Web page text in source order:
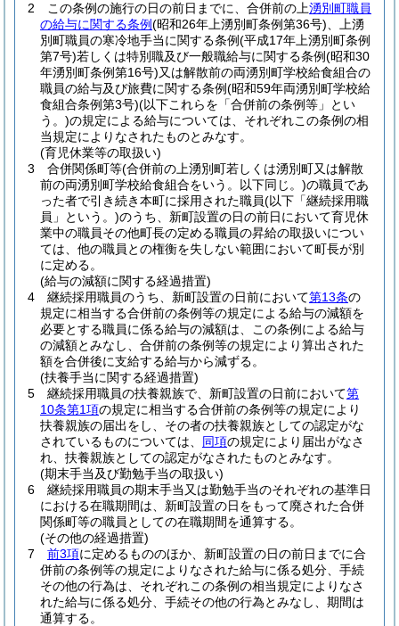
2
この条例の施行の日の前日までに、合併前の上湧別町職員
の給与に関する条例(昭和26年上湧別町条例第36号) 、上湧
別町職員の寒冷地手当に関する条例(平成17年上湧別町条例
第7号)若しくは特別職及び一般職給与に関する条例(昭和30
年湧別町条例第16号)又は解散前の両湧別町学校給食組合の
職員の給与及び旅費に関する条例(昭和59年両湧別町学校給
食組合条例第3号)(以下これらを「合併前の条例等」とい
う。)の規定による給与については、それぞれこの条例の相
当規定によりなされたものとみなす。
(育児休業等の取扱い)
3
合併関係町等(合併前の上湧別町若しくは湧別町又は解散
前の両湧別町学校給食組合をいう。以下同じ。)の職員であ
った者で引き続き本町に採用された職員(以下「継続採用職
員」という。)のうち、新町設置の日の前日において育児休
業中の職員その他町長の定める職員の昇給の取扱いについ
ては、他の職員との権衡を失しない範囲において町長が別
に定める。
(給与の減額に関する経過措置)
4
継続採用職員のうち、新町設置の日前において第13条の
規定に相当する合併前の条例等の規定による給与の減額を
必要とする職員に係る給与の減額は、この条例による給与
の減額とみなし、合併前の条例等の規定により算出された
額を合併後に支給する給与から減ずる。
(扶養手当に関する経過措置)
5
継続採用職員の扶養親族で、新町設置の日前において第
10条第1項の規定に相当する合併前の条例等の規定により
扶養親族の届出をし、その者の扶養親族としての認定がな
されているものについては、 同項の規定により届出がなさ
れ、扶養親族としての認定がなされたものとみなす。
(期末手当及び勤勉手当の取扱い)
6
継続採用職員の期末手当又は勤勉手当のそれぞれの基準日
における在職期間は、新町設置の日をもって廃された合併
関係町等の職員としての在職期間を通算する。
(その他の経過措置)
7
前3項に定めるもののほか、新町設置の日の前日までに合
併前の条例等の規定によりなされた給与に係る処分、手続
その他の行為は、それぞれこの条例の相当規定によりなさ
れた給与に係る処分、手続その他の行為とみなし、期間は
通算する。